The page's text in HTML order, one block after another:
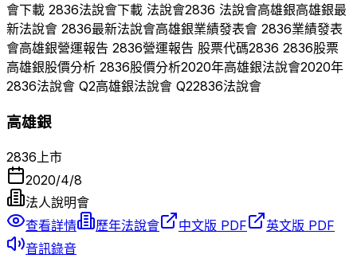
會下載 2836法說會下載 法說會2836 法說會高雄銀高雄銀最
新法說會 2836最新法說會高雄銀業績發表會 2836業績發表
會高雄銀營運報告 2836營運報告 股票代碼2836 2836股票
高雄銀股價分析 2836股價分析2020年高雄銀法說會2020年
2836法說會 Q2高雄銀法說會 Q22836法說會
高雄銀
2836 上市
2020/4/8
法人說明會
查看詳情
歷年法說會 中文版 PDF
英文版 PDF
音訊錄音